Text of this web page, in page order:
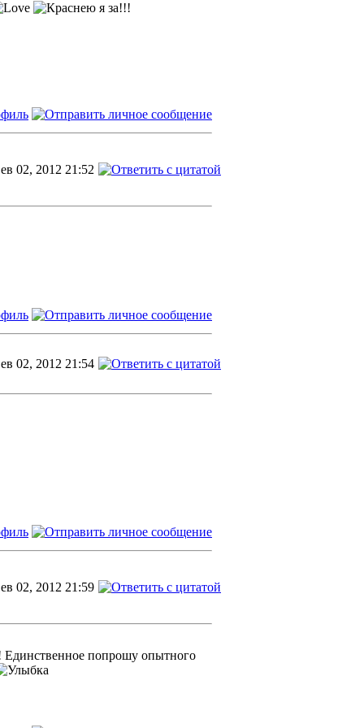
я за!!!
02, 2012 21:52
02, 2012 21:54
02, 2012 21:59
Единственное попрошу опытного